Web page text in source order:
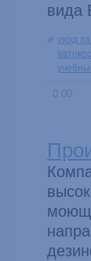
вида
уход
0.00